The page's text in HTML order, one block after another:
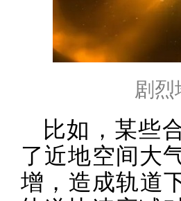
剧烈
比如，某些
了近地空间大
增，造成轨道